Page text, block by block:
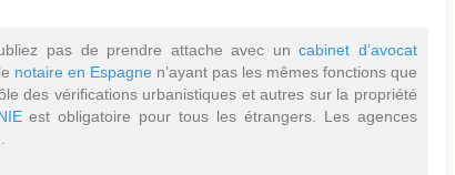
pas de prendre attache avec uncabinet d’avocat
notaire en Espagne n’ayant pas les mêmes fonctions que
des vérifications urbanistiques et autres sur la propriété
est obligatoire pour tous les étrangers. Les agences